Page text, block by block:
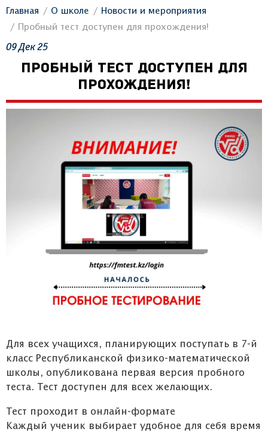
Главная О школе
Новости и мероприятия
Пробный тест доступен для прохождения!
09Дек25
ПРОБНЫЙ ТЕСТ ДОСТУПЕН ДЛЯ
ПРОХОЖДЕНИЯ!
Для всех учащихся, планирующих поступать в 7-й
класс Республиканской физико-математической
школы, опубликована первая версия пробного
теста. Тест доступен для всех желающих.
Тест проходит в онлайн-формате
Каждый ученик выбирает удобное для себя время